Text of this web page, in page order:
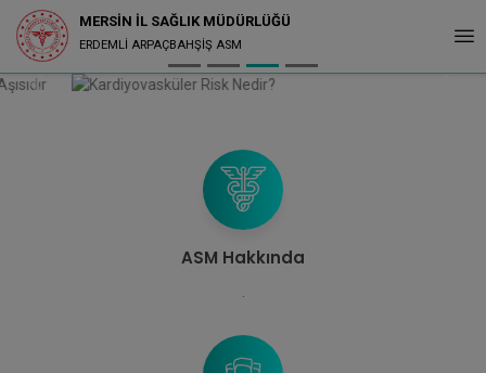
MERSİN İL SAĞLIK MÜDÜRLÜĞÜ
ERDEMLİ ARPAÇBAHŞİŞ ASMHaberin devamı için tıklayınız
ASM Hakkında
.